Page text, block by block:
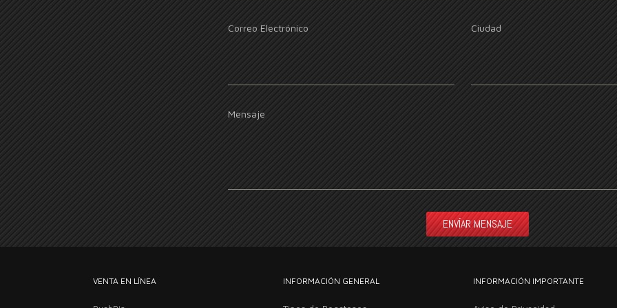
Correo Electrónico Ciudad
Mensaje
VENTA EN LÍNEA INFORMACIÓN GENERAL INFORMACIÓN IMPORTANTE